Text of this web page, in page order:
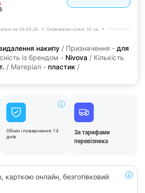
на 08.08.26. Оновлюємо кожні 30 хв.
накипу / Призначення - для
із брендом - Nivova / Кількість
/ Матеріал - пластик /
Обмін і повернення: 14
днів
За тарифами
перевізника
карткою онлайн, безготівковий